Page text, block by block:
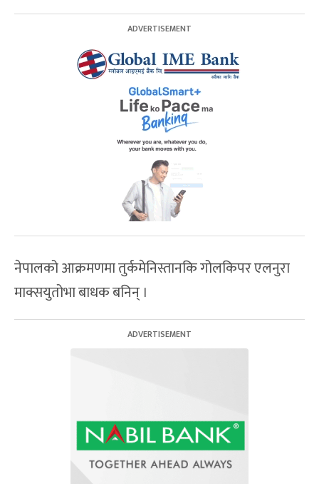
नेपालको आक्रमणमा तुर्कमेनिस्तानकि गोलकिपर एलनुरा
माक्सयुतोभा बाधक बनिन् ।